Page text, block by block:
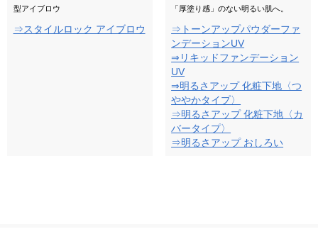
型アイブロウ
⇒スタイルロック アイブロウ
「厚塗り感」のない明るい肌へ。
⇒トーンアップパウダーファ
ンデーションUV
⇒リキッドファンデーション
UV
⇒明るさアップ 化粧下地〈つ
ややかタイプ〉
⇒明るさアップ 化粧下地〈カ
バータイプ〉
⇒明るさアップ おしろい